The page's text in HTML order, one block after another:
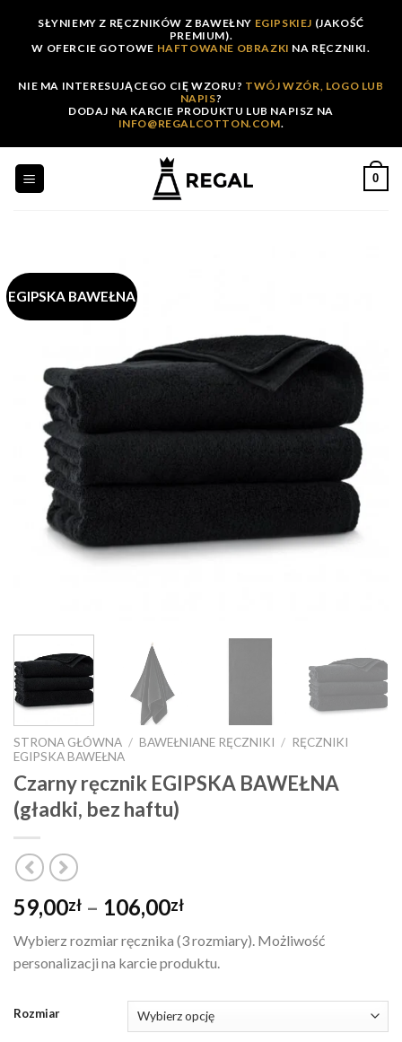
content
SŁYNIEMY Z RĘCZNIKÓW Z BAWEŁNY EGIPSKIEJ (JAKOŚĆ
PREMIUM).
W OFERCIE GOTOWE HAFTOWANE OBRAZKI NA RĘCZNIKI.
NIE MA INTERESUJĄCEGO CIĘ WZORU? TWÓJ WZÓR, LOGO LUB
NAPIS?
DODAJ NA KARCIE PRODUKTU LUB NAPISZ NA
INFO@REGALCOTTON.COM.
0
EGIPSKA BAWEŁNA
STRONA GŁÓWNA / BAWEŁNIANE RĘCZNIKI / RĘCZNIKI
EGIPSKA BAWEŁNA
Czarny ręcznik EGIPSKA BAWEŁNA
(gładki, bez haftu)
59,00zł – 106,00złZakres
od
59,00zł
106,00zł
Wybierz rozmiar ręcznika (3 rozmiary). Możliwość
personalizacji na karcie produktu.
Rozmiar